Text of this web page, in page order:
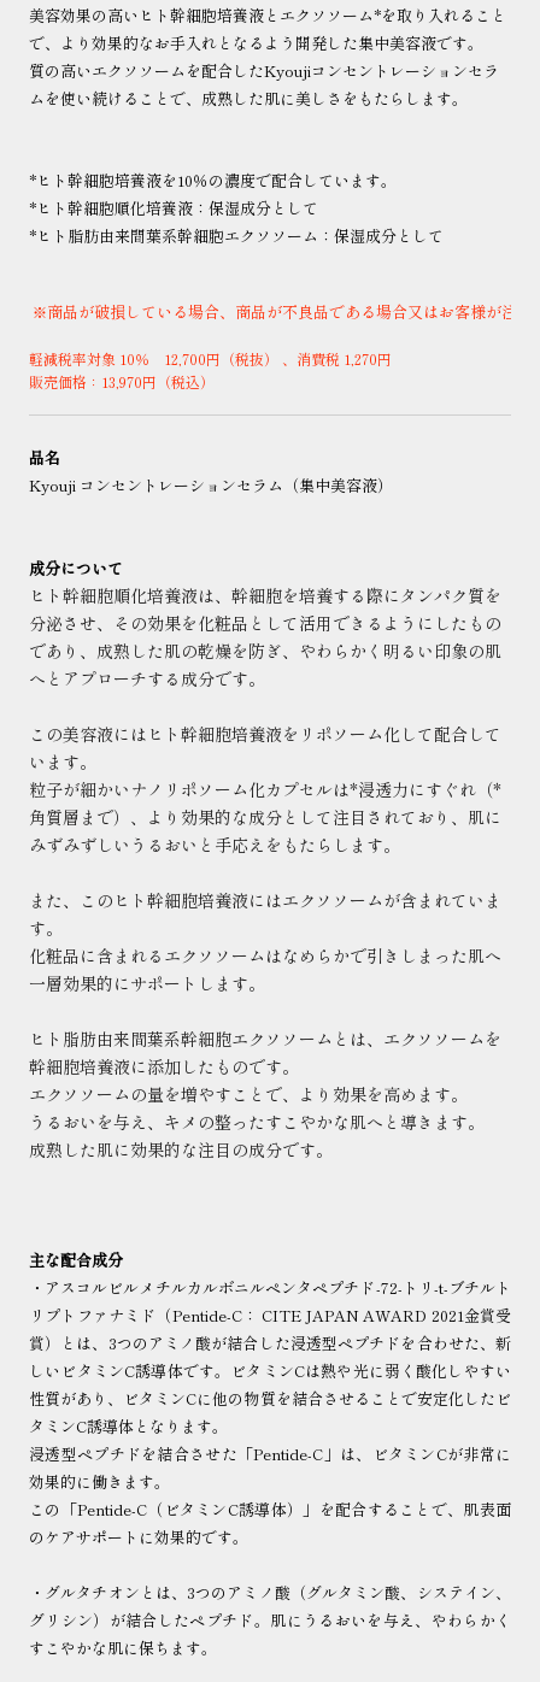
美容効果の高いヒト幹細胞培養液とエクソソーム*を取り入れること
で、より効果的なお手入れとなるよう開発した集中美容液です。
質の高いエクソソームを配合したKyoujiコンセントレーションセラ
ムを使い続けることで、成熟した肌に美しさをもたらします。
*ヒト幹細胞培養液を10％の濃度で配合しています。
*ヒト幹細胞順化培養液：保湿成分として
*ヒト脂肪由来間葉系幹細胞エクソソーム：保湿成分として
※商品が破損している場合、商品が不良品である場合又はお客様が注
軽減税率対象 10％ 12 700円（税抜） 、消費税 1 270円
販売価格： 13 970円（税込）
品名
Kyouji コンセントレーションセラム（集中美容液）
成分について
ヒト幹細胞順化培養液は、幹細胞を培養する際にタンパク質を
分泌させ、その効果を化粧品として活用できるようにしたもの
であり、成熟した肌の乾燥を防ぎ、やわらかく明るい印象の肌
へとアプローチする成分です。
この美容液にはヒト幹細胞培養液をリポソーム化して配合して
います。
粒子が細かいナノリポソーム化カプセルは*浸透力にすぐれ（*
角質層まで）、より効果的な成分として注目されており、肌に
みずみずしいうるおいと手応えをもたらします。
また、このヒト幹細胞培養液にはエクソソームが含まれていま
す。
化粧品に含まれるエクソソームはなめらかで引きしまった肌へ
一層効果的にサポートします。
ヒト脂肪由来間葉系幹細胞エクソソームとは、エクソソームを
幹細胞培養液に添加したものです。
エクソソームの量を増やすことで、より効果を高めます。
うるおいを与え、キメの整ったすこやかな肌へと導きます。
成熟した肌に効果的な注目の成分です。
主な配合成分
・アスコルビルメチルカルボニルペンタペプチド-72-トリ-t-ブチルト
リプトファナミド （Pentide-C： CITE JAPAN AWARD 2021金賞受
賞）とは、3つのアミノ酸が結合した浸透型ペプチドを合わせた、新
しいビタミンC誘導体です。ビタミンCは熱や光に弱く酸化しやすい
性質があり、ビタミンCに他の物質を結合させることで安定化したビ
タミンC誘導体となります。
浸透型ペプチドを結合させた「Pentide-C」は、ビタミンCが非常に
効果的に働きます。
この「Pentide-C（ビタミンC誘導体）」を配合することで、肌表面
のケアサポートに効果的です。
・グルタチオンとは、3つのアミノ酸（グルタミン酸、システイン、
グリシン）が結合したペプチド。肌にうるおいを与え、やわらかく
すこやかな肌に保ちます。